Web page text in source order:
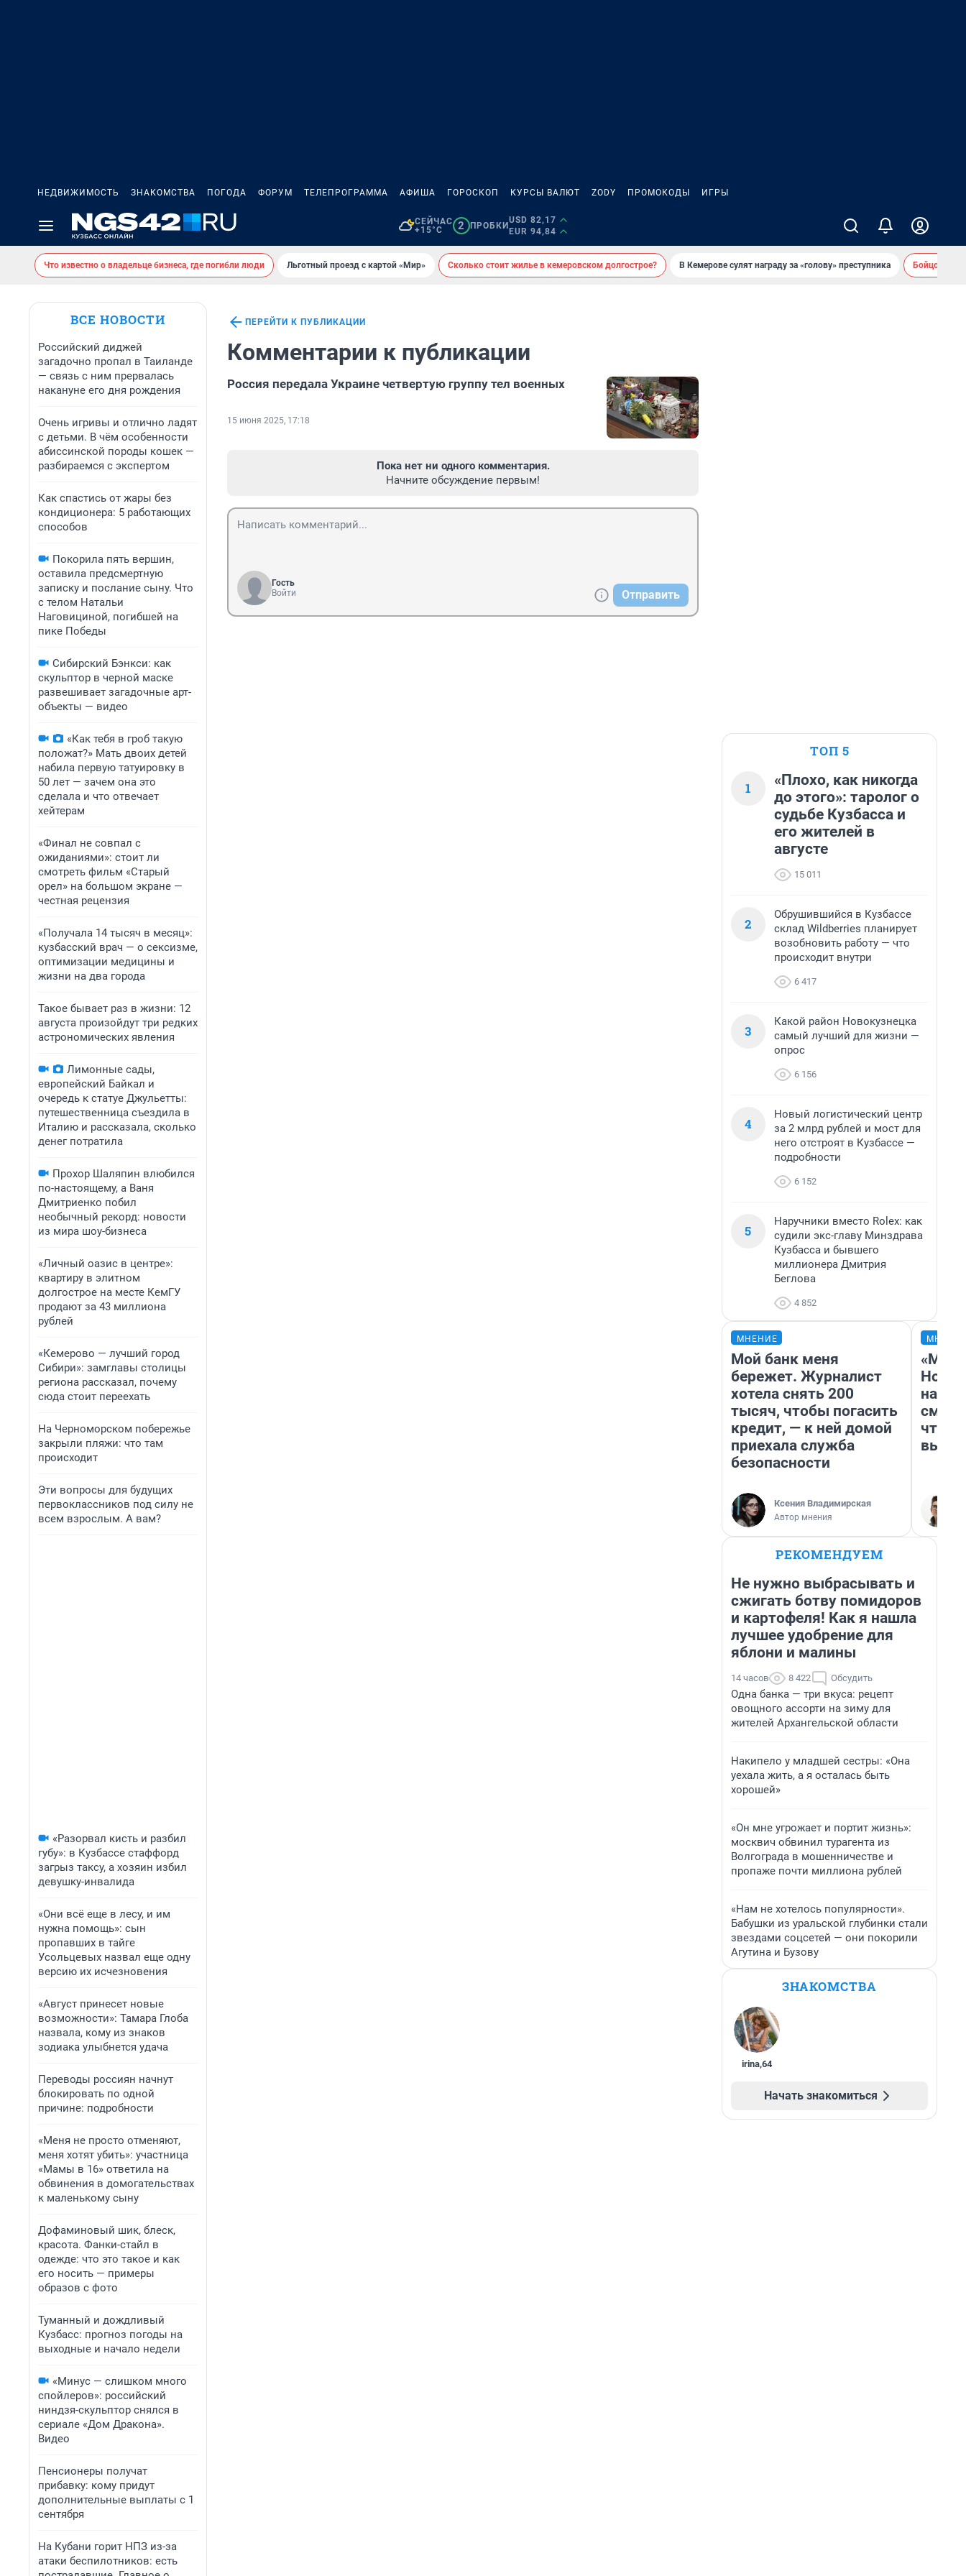
НЕДВИЖИМОСТЬ ЗНАКОМСТВА ПОГОДА ФОРУМ ТЕЛЕПРОГРАММА АФИША ГОРОСКОП КУРСЫ ВАЛЮТ ZODY ПРОМОКОДЫ ИГРЫ
СЕЙЧАС
+15°C
2 ПРОБКИ
USD 82,17
EUR 94,84
Что известно о владельце бизнеса, где погибли люди Льготный проезд с картой «Мир» Сколько стоит жилье в кемеровском долгострое? В Кемерове сулят награду за «голову» преступника Бойцовский
ВСЕ НОВОСТИ
Российский диджей
загадочно пропал в Таиланде
— связь с ним прервалась
накануне его дня рождения
Очень игривы и отлично ладят
с детьми. В чём особенности
абиссинской породы кошек —
разбираемся с экспертом
Как спастись от жары без
кондиционера: 5 работающих
способов
Покорила пять вершин,
оставила предсмертную
записку и послание сыну. Что
с телом Натальи
Наговициной, погибшей на
пике Победы
Сибирский Бэнкси: как
скульптор в черной маске
развешивает загадочные арт-
объекты — видео
«Как тебя в гроб такую
положат?» Мать двоих детей
набила первую татуировку в
50 лет — зачем она это
сделала и что отвечает
хейтерам
«Финал не совпал с
ожиданиями»: стоит ли
смотреть фильм «Старый
орел» на большом экране —
честная рецензия
«Получала 14 тысяч в месяц»:
кузбасский врач — о сексизме,
оптимизации медицины и
жизни на два города
Такое бывает раз в жизни: 12
августа произойдут три редких
астрономических явления
Лимонные сады,
европейский Байкал и
очередь к статуе Джульетты:
путешественница съездила в
Италию и рассказала, сколько
денег потратила
Прохор Шаляпин влюбился
по-настоящему, а Ваня
Дмитриенко побил
необычный рекорд: новости
из мира шоу-бизнеса
«Личный оазис в центре»:
квартиру в элитном
долгострое на месте КемГУ
продают за 43 миллиона
рублей
«Кемерово — лучший город
Сибири»: замглавы столицы
региона рассказал, почему
сюда стоит переехать
На Черноморском побережье
закрыли пляжи: что там
происходит
Эти вопросы для будущих
первоклассников под силу не
всем взрослым. А вам?
«Разорвал кисть и разбил
губу»: в Кузбассе стаффорд
загрыз таксу, а хозяин избил
девушку-инвалида
«Они всё еще в лесу, и им
нужна помощь»: сын
пропавших в тайге
Усольцевых назвал еще одну
версию их исчезновения
«Август принесет новые
возможности»: Тамара Глоба
назвала, кому из знаков
зодиака улыбнется удача
Переводы россиян начнут
блокировать по одной
причине: подробности
«Меня не просто отменяют,
меня хотят убить»: участница
«Мамы в 16» ответила на
обвинения в домогательствах
к маленькому сыну
Дофаминовый шик, блеск,
красота. Фанки-стайл в
одежде: что это такое и как
его носить — примеры
образов с фото
Туманный и дождливый
Кузбасс: прогноз погоды на
выходные и начало недели
«Минус — слишком много
спойлеров»: российский
ниндзя-скульптор снялся в
сериале «Дом Дракона».
Видео
Пенсионеры получат
прибавку: кому придут
дополнительные выплаты с 1
сентября
На Кубани горит НПЗ из-за
атаки беспилотников: есть
ПЕРЕЙТИ К ПУБЛИКАЦИИ
Комментарии к публикации
Россия передала Украине четвертую группу тел военных
15 июня 2025, 17:18
Пока нет ни одного комментария.
Начните обсуждение первым!
Гость
Войти
Отправить
ТОП 5
1
«Плохо, как никогда
до этого»: таролог о
судьбе Кузбасса и
его жителей в
августе
15 011
2
Обрушившийся в Кузбассе
склад Wildberries планирует
возобновить работу — что
происходит внутри
6 417
3
Какой район Новокузнецка
самый лучший для жизни —
опрос
6 156
4
Новый логистический центр
за 2 млрд рублей и мост для
него отстроят в Кузбассе —
подробности
6 152
5
Наручники вместо Rolex: как
судили экс-главу Минздрава
Кузбасса и бывшего
миллионера Дмитрия
Беглова
4 852
МНЕНИЕ
Мой банк меня
бережет. Журналист
хотела снять 200
тысяч, чтобы погасить
кредит, — к ней домой
приехала служба
безопасности
Ксения Владимирская
Автор мнения
«Мы
РЕКОМЕНДУЕМ
Не нужно выбрасывать и
сжигать ботву помидоров
и картофеля! Как я нашла
лучшее удобрение для
яблони и малины
14 часов 8 422 Обсудить
Одна банка — три вкуса: рецепт
овощного ассорти на зиму для
жителей Архангельской области
Накипело у младшей сестры: «Она
уехала жить, а я осталась быть
хорошей»
«Он мне угрожает и портит жизнь»:
москвич обвинил турагента из
Волгограда в мошенничестве и
пропаже почти миллиона рублей
«Нам не хотелось популярности».
Бабушки из уральской глубинки стали
звездами соцсетей — они покорили
Агутина и Бузову
ЗНАКОМСТВА
irina,64
Начать знакомиться